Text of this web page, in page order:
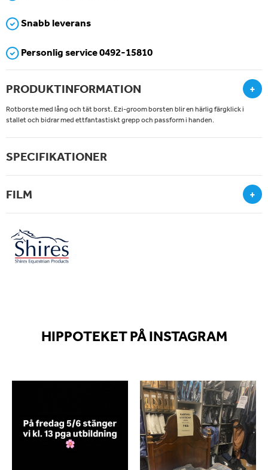
Snabb leverans
Personlig service 0492-15810
PRODUKTINFORMATION +
Rotborste med lång och tät borst. Ezi-groom borsten blir en härlig färgklick i
stallet och bidrar med ettfantastiskt grepp och passform i handen.
SPECIFIKATIONER
FILM +
HIPPOTEKET PÅ INSTAGRAM